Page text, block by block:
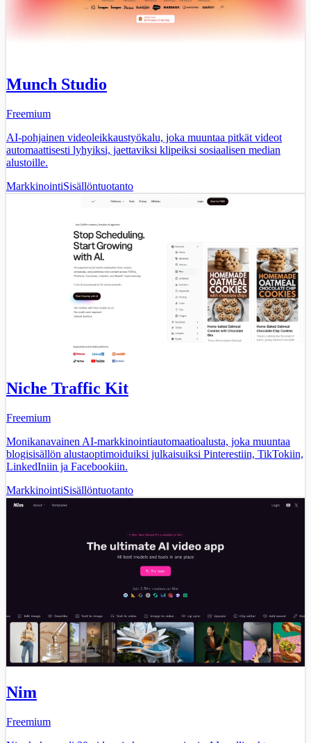
Munch Studio
Freemium
AI-pohjainen videoleikkaustyökalu, joka muuntaa pitkät videot
automaattisesti lyhyiksi, jaettaviksi klipeiksi sosiaalisen median
alustoille.
MarkkinointiSisällöntuotanto
Niche Traffic Kit
Freemium
Monikanavainen AI-markkinointiautomaatioalusta, joka muuntaa
blogisisällön alustaoptimoiduiksi julkaisuiksi Pinterestiin, TikTokiin,
LinkedIniin ja Facebookiin.
MarkkinointiSisällöntuotanto
Nim
Freemium